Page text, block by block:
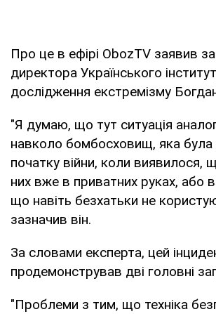
Про це в ефірі ObozTV заявив
директора Українського
дослідження екстремізму
"Я думаю, що тут ситуація
навколо бомбосховищ, яка була
початку війни, коли виявилося,
них вже в приватних руках, або
що навіть безхатьки не
зазначив він.
За словами експерта, цей
продемонстрував дві головні
"Проблеми з тим, що техніка